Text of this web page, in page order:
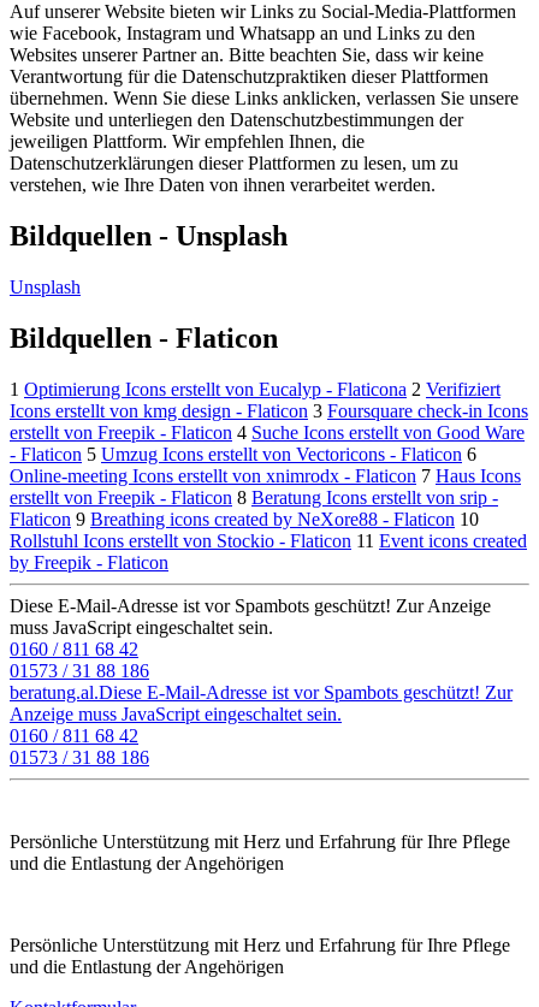
Auf unserer Website bieten wir Links zu Social-Media-Plattformen
wie Facebook, Instagram und Whatsapp an und Links zu den
Websites unserer Partner an. Bitte beachten Sie, dass wir keine
Verantwortung für die Datenschutzpraktiken dieser Plattformen
übernehmen. Wenn Sie diese Links anklicken, verlassen Sie unsere
Website und unterliegen den Datenschutzbestimmungen der
jeweiligen Plattform. Wir empfehlen Ihnen, die
Datenschutzerklärungen dieser Plattformen zu lesen, um zu
verstehen, wie Ihre Daten von ihnen verarbeitet werden.
Bildquellen - Unsplash
Unsplash
Bildquellen - Flaticon
1 Optimierung Icons erstellt von Eucalyp - Flaticona 2 Verifiziert
Icons erstellt von kmg design - Flaticon 3 Foursquare check-in Icons
erstellt von Freepik - Flaticon 4 Suche Icons erstellt von Good Ware
- Flaticon 5 Umzug Icons erstellt von Vectoricons - Flaticon 6
Online-meeting Icons erstellt von xnimrodx - Flaticon 7 Haus Icons
erstellt von Freepik - Flaticon 8 Beratung Icons erstellt von srip -
Flaticon 9 Breathing icons created by NeXore88 - Flaticon 10
Rollstuhl Icons erstellt von Stockio - Flaticon 11 Event icons created
by Freepik - Flaticon
Diese E-Mail-Adresse ist vor Spambots geschützt! Zur Anzeige
muss JavaScript eingeschaltet sein.
0160 / 811 68 42
01573 / 31 88 186
beratung.al.­Diese E-Mail-Adresse ist vor Spambots geschützt! Zur
Anzeige muss JavaScript eingeschaltet sein.
0160 / 811 68 42
01573 / 31 88 186
Persönliche Unterstützung mit Herz und Erfahrung für Ihre Pflege
und die Entlastung der Angehörigen
Persönliche Unterstützung mit Herz und Erfahrung für Ihre Pflege
und die Entlastung der Angehörigen